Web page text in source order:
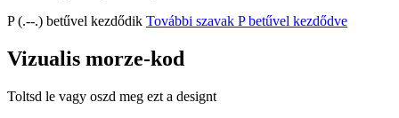
P (.--.) betűvel kezdődik További szavak P betűvel kezdődve
Vizualis morze-kod
Toltsd le vagy oszd meg ezt a designt